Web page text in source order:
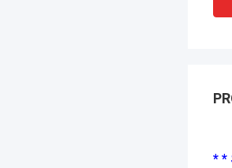
* *